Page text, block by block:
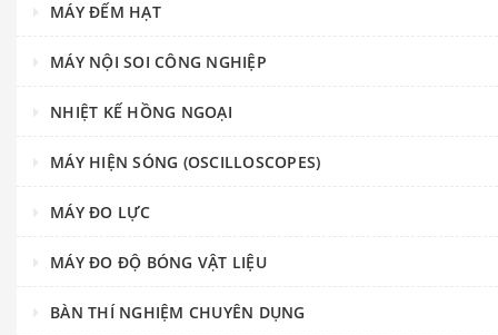
MÁY ĐẾM HẠT
MÁY NỘI SOI CÔNG NGHIỆP
NHIỆT KẾ HỒNG NGOẠI
MÁY HIỆN SÓNG (OSCILLOSCOPES)
MÁY ĐO LỰC
MÁY ĐO ĐỘ BÓNG VẬT LIỆU
BÀN THÍ NGHIỆM CHUYÊN DỤNG